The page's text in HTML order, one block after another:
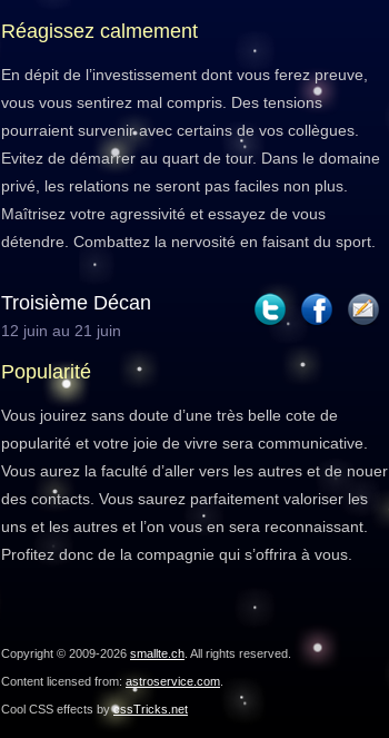
Réagissez calmement
En dépit de l’investissement dont vous ferez preuve,
vous vous sentirez mal compris. Des tensions
pourraient survenir avec certains de vos collègues.
Evitez de démarrer au quart de tour. Dans le domaine
privé, les relations ne seront pas faciles non plus.
Maîtrisez votre agressivité et essayez de vous
détendre. Combattez la nervosité en faisant du sport.
Troisième Décan
12 juin au 21 juin
Popularité
Vous jouirez sans doute d’une très belle cote de
popularité et votre joie de vivre sera communicative.
Vous aurez la faculté d’aller vers les autres et de nouer
des contacts. Vous saurez parfaitement valoriser les
uns et les autres et l’on vous en sera reconnaissant.
Profitez donc de la compagnie qui s’offrira à vous.
Copyright © 2009-2026 smallte.ch . All rights reserved.
Content licensed from: astroservice.com
Cool CSS effects bycssTricks.net